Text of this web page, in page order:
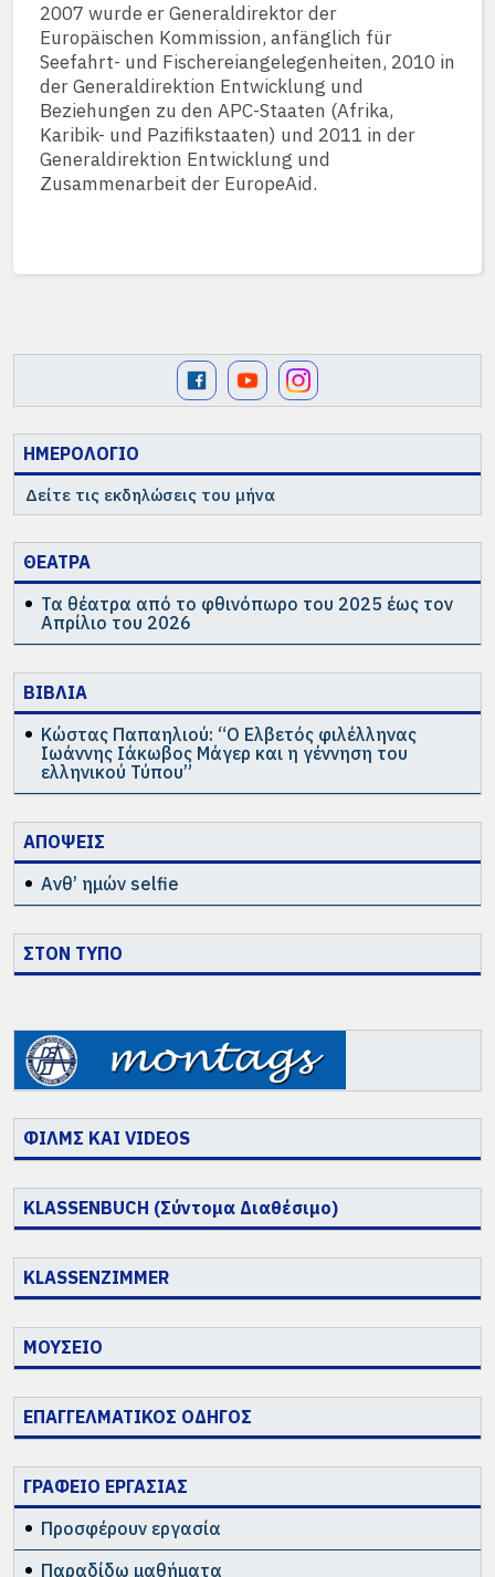
ΗΜΕΡΟΛΟΓΙΟ
Δείτε τις εκδηλώσεις του μήνα
ΘΕΑΤΡΑ
Τα θέατρα από το φθινόπωρο του 2025 έως τον
Απρίλιο του 2026
ΒΙΒΛΙΑ
Κώστας Παπαηλιού: “Ο Ελβετός φιλέλληνας
Ιωάννης Ιάκωβος Μάγερ και η γέννηση του
ελληνικού Τύπου”
ΑΠΟΨΕΙΣ
Ανθ’ ημών selfie
ΣΤΟΝ ΤΥΠΟ
2007 wurde er Generaldirektor der
Europäischen Kommission, anfänglich für
Seefahrt- und Fischereiangelegenheiten, 2010 in
der Generaldirektion Entwicklung und
Beziehungen zu den APC-Staaten (Afrika,
Karibik- und Pazifikstaaten) und 2011 in der
Generaldirektion Entwicklung und
Zusammenarbeit der EuropeAid.
ΦΙΛΜΣ ΚΑΙ VIDEOS
KLASSENBUCH (Σύντομα Διαθέσιμο)
KLASSENZIMMER
ΜΟΥΣΕΙΟ
ΕΠΑΓΓΕΛΜΑΤΙΚΟΣ ΟΔΗΓΟΣ
ΓΡΑΦΕΙΟ ΕΡΓΑΣΙΑΣ
Προσφέρουν εργασία
Παραδίδω μαθήματα